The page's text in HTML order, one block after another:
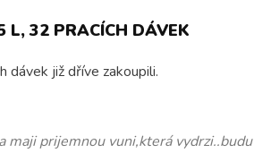
L, 32 PRACÍCH DÁVEK
dávek již dříve zakoupili.
maji prijemnou vuni,která